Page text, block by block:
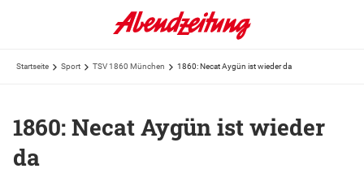
Startseite Sport TSV 1860 München 1860: Necat Aygün ist wieder da
1860: Necat Aygün ist wieder
da